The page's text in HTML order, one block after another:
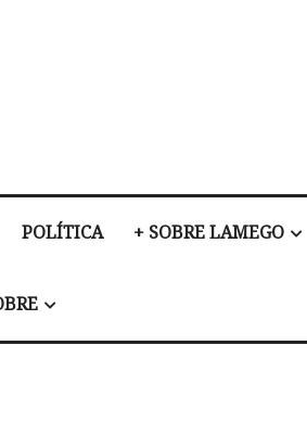
POLÍTICA + SOBRE LAMEGO